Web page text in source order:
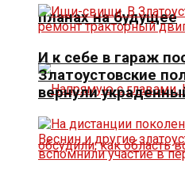
планах на будущее
И к себе в гараж
Златоустовские
вернули